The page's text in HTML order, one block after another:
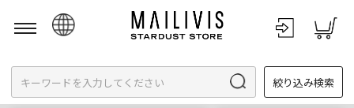
English
絞り込み検索